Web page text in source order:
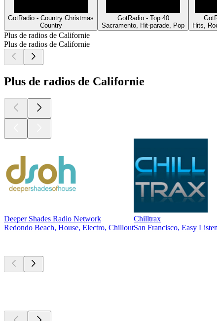
GotRadio - Country Christmas
Country
GotRadio - Top 40
Sacramento, Hit-parade, Pop
Hits,
Plus de radios de Californie
Plus de radios de Californie
Plus de radios de Californie
Deeper Shades Radio Network
Redondo Beach, House, Electro, Chillout
Chilltrax
San Francisco, Easy